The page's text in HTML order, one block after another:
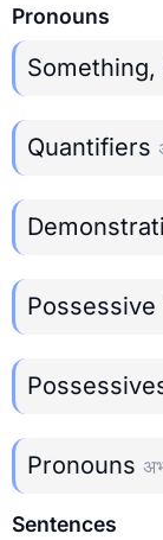
Pronouns
Quantifiers
Possessive
Pronouns
Sentences